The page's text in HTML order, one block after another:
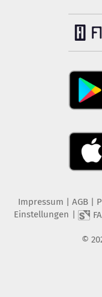
Impressum AGB
Einstellungen
©